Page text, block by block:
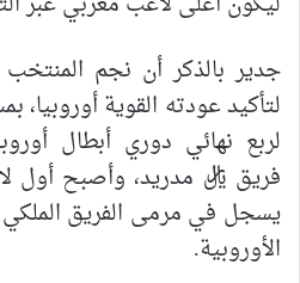
جدير بالذكر أن نجم
لتأكيد عودته القوية أوروبيا،
لربع نهائي دوري أبطال
فريق ريال مدريد، وأصبح أول
يسجل في مرمى الفريق الملكي
الأوروبية.